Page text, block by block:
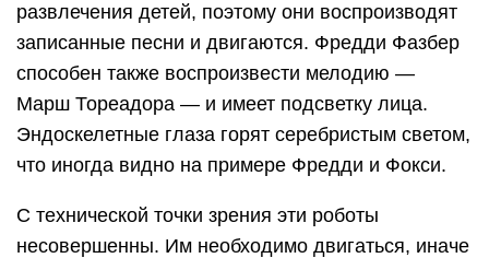
развлечения детей, поэтому они воспроизводят
записанные песни и двигаются. Фредди Фазбер
способен также воспроизвести мелодию —
Марш Тореадора — и имеет подсветку лица.
Эндоскелетные глаза горят серебристым светом,
что иногда видно на примере Фредди и Фокси.
С технической точки зрения эти роботы
несовершенны. Им необходимо двигаться, иначе